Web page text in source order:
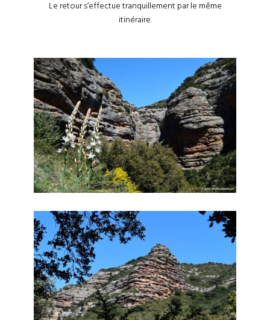
Le retour s’effectue tranquillement par le même
itinéraire.